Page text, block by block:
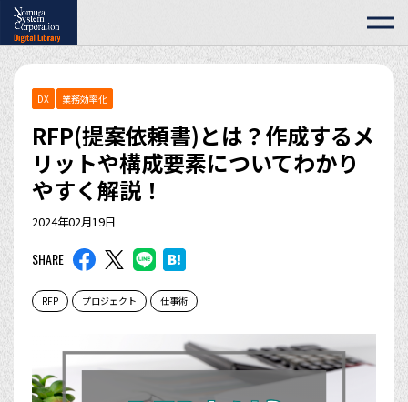
DX 業務効率化
RFP(提案依頼書)とは？作成するメ
リットや構成要素についてわかり
やすく解説！
2024年02月19日
SHARE
RFP プロジェクト 仕事術